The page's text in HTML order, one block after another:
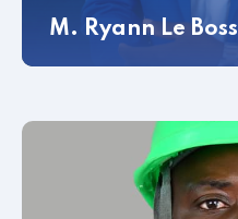
M. Ryann Le Boss